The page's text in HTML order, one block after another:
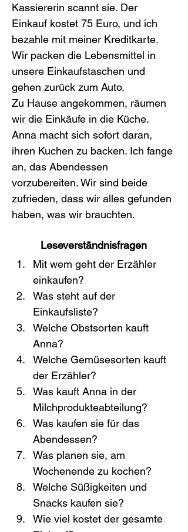
Kassiererin scannt sie. Der
Einkauf kostet 75 Euro, und ich
bezahle mit meiner Kreditkarte.
Wir packen die Lebensmittel in
unsere Einkaufstaschen und
gehen zurück zum Auto.
Zu Hause angekommen, räumen
wir die Einkäufe in die Küche.
Anna macht sich sofort daran,
ihren Kuchen zu backen. Ich fange
an, das Abendessen
vorzubereiten. Wir sind beide
zufrieden, dass wir alles gefunden
haben, was wir brauchten.
Leseverständnisfragen
Mit wem geht der Erzähler
einkaufen?
Was steht auf der
Einkaufsliste?
Welche Obstsorten kauft
Anna?
Welche Gemüsesorten kauft
der Erzähler?
Was kauft Anna in der
Milchprodukteabteilung?
Was kaufen sie für das
Abendessen?
Was planen sie, am
Wochenende zu kochen?
Welche Süßigkeiten und
Snacks kaufen sie?
Wie viel kostet der gesamte